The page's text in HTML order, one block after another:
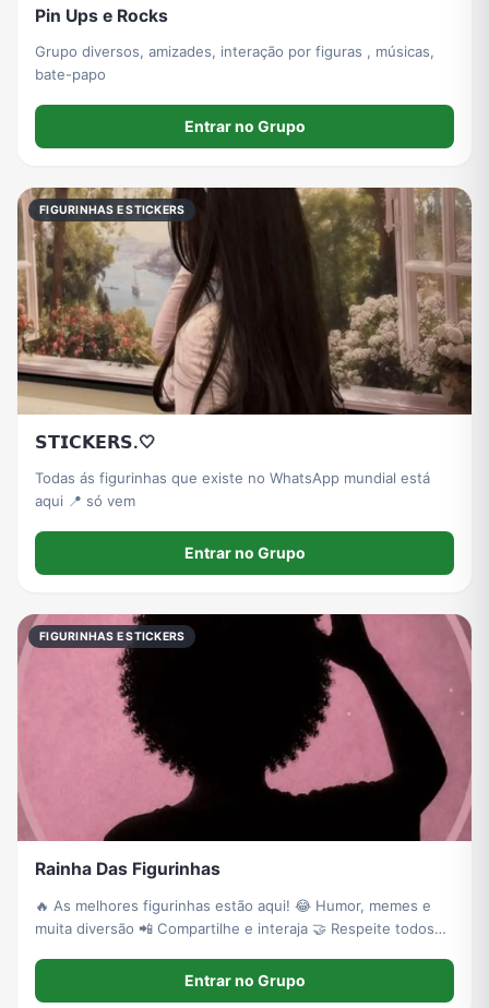
Pin Ups e Rocks
Grupo diversos, amizades, interação por figuras , músicas,
bate-papo
Entrar no Grupo
FIGURINHAS E STICKERS
𝗦𝗧𝗜𝗖𝗞𝗘𝗥𝗦.🤍
Todas ás figurinhas que existe no WhatsApp mundial está
aqui 📍 só vem
Entrar no Grupo
FIGURINHAS E STICKERS
Rainha Das Figurinhas
🔥 As melhores figurinhas estão aqui! 😂 Humor, memes e
muita diversão 📲 Compartilhe e interaja 🤝 Respeite todos
Entrar no Grupo